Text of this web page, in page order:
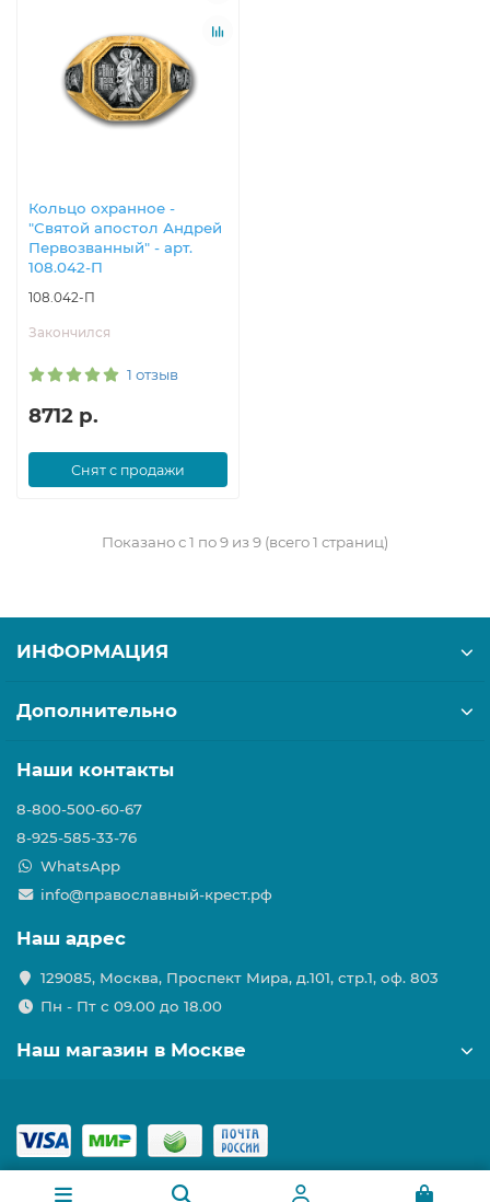
Кольцо охранное -
"Святой апостол Андрей
Первозванный" - арт.
108.042-П
108.042-П
Закончился
1 отзыв
8712 р.
Снят с продажи
Показано с 1 по 9 из 9 (всего 1 страниц)
ИНФОРМАЦИЯ
Дополнительно
Наши контакты
8-800-500-60-67
8-925-585-33-76
WhatsApp
info@православный-крест.рф
Наш адрес
129085, Москва, Проспект Мира, д.101, стр.1, оф. 803
Пн - Пт с 09.00 до 18.00
Наш магазин в Москве